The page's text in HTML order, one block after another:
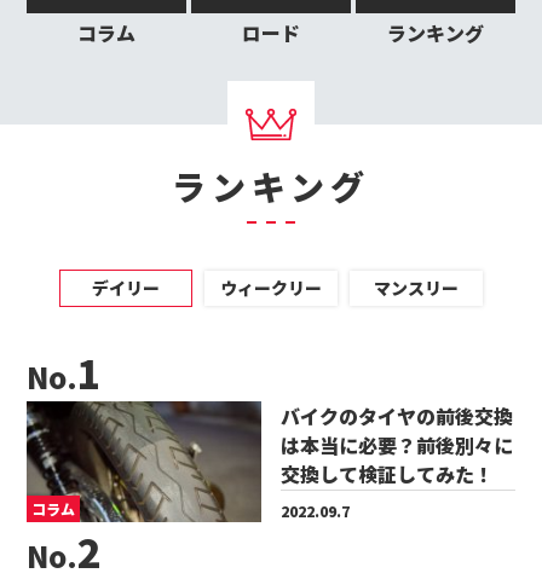
コラム ロード ランキング
ランキング
デイリー ウィークリー マンスリー
No.
コラム
バイクのタイヤの前後交換
は本当に必要？前後別々に
交換して検証してみた！
2022.09.7
No.